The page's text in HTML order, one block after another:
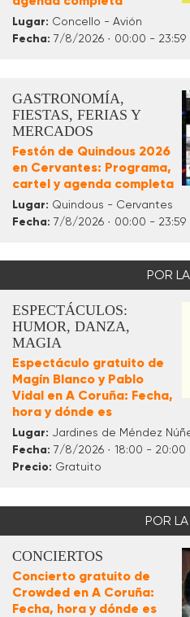
Lugar: Concello - Avión
Fecha: 7/8/2026 · 00:00 - 23:59
GASTRONOMÍA,
FIESTAS, FERIAS Y
MERCADOS
Festón de Quindous 2026
en Cervantes: Programa,
cartel y agenda completa
Lugar: Quindous - Cervantes
Fecha: 7/8/2026 · 00:00 - 23:59
POR
ESPECTÁCULOS:
HUMOR, DANZA,
MAGIA
Espectáculo gratuito de
Magín Blanco y Pablo
Vidal en A Coruña: Fecha,
hora y dónde es
Lugar: Jardines de Méndez
Fecha: 7/8/2026 · 18:00 - 20:00
Precio: Gratuito
POR
CONCIERTOS
Concierto gratuito de
Crowded en A Coruña:
Fecha, hora y dónde es